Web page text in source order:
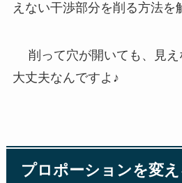
えない干渉部分を削る方法を
削って穴が開いても、見え
大丈夫なんですよ♪
プロポーションを変